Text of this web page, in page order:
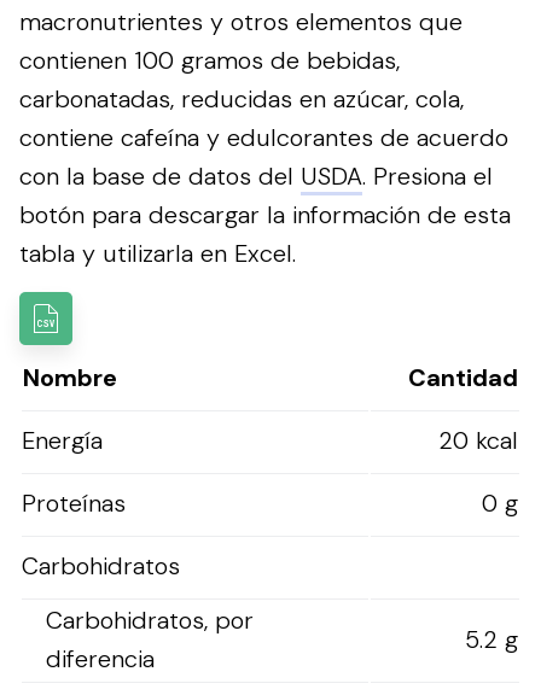
macronutrientes y otros elementos que
contienen 100 gramos de bebidas,
carbonatadas, reducidas en azúcar, cola,
contiene cafeína y edulcorantes de acuerdo
con la base de datos del USDA. Presiona el
botón para descargar la información de esta
tabla y utilizarla en Excel.
Nombre
Cantidad
Energía
20 kcal
Proteínas
0 g
Carbohidratos
Carbohidratos, por
diferencia
5.2 g